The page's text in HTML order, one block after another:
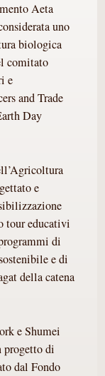
Aeta
uno
biologica
comitato
e
and Trade
Day
e
tour educativi
di
e di
della catena
e Shumei
di
dal Fondo